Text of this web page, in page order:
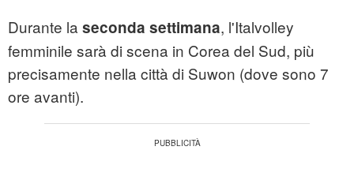
Durante la seconda settimana, l'Italvolley
femminile sarà di scena in Corea del Sud, più
precisamente nella città di Suwon (dove sono 7
ore avanti).